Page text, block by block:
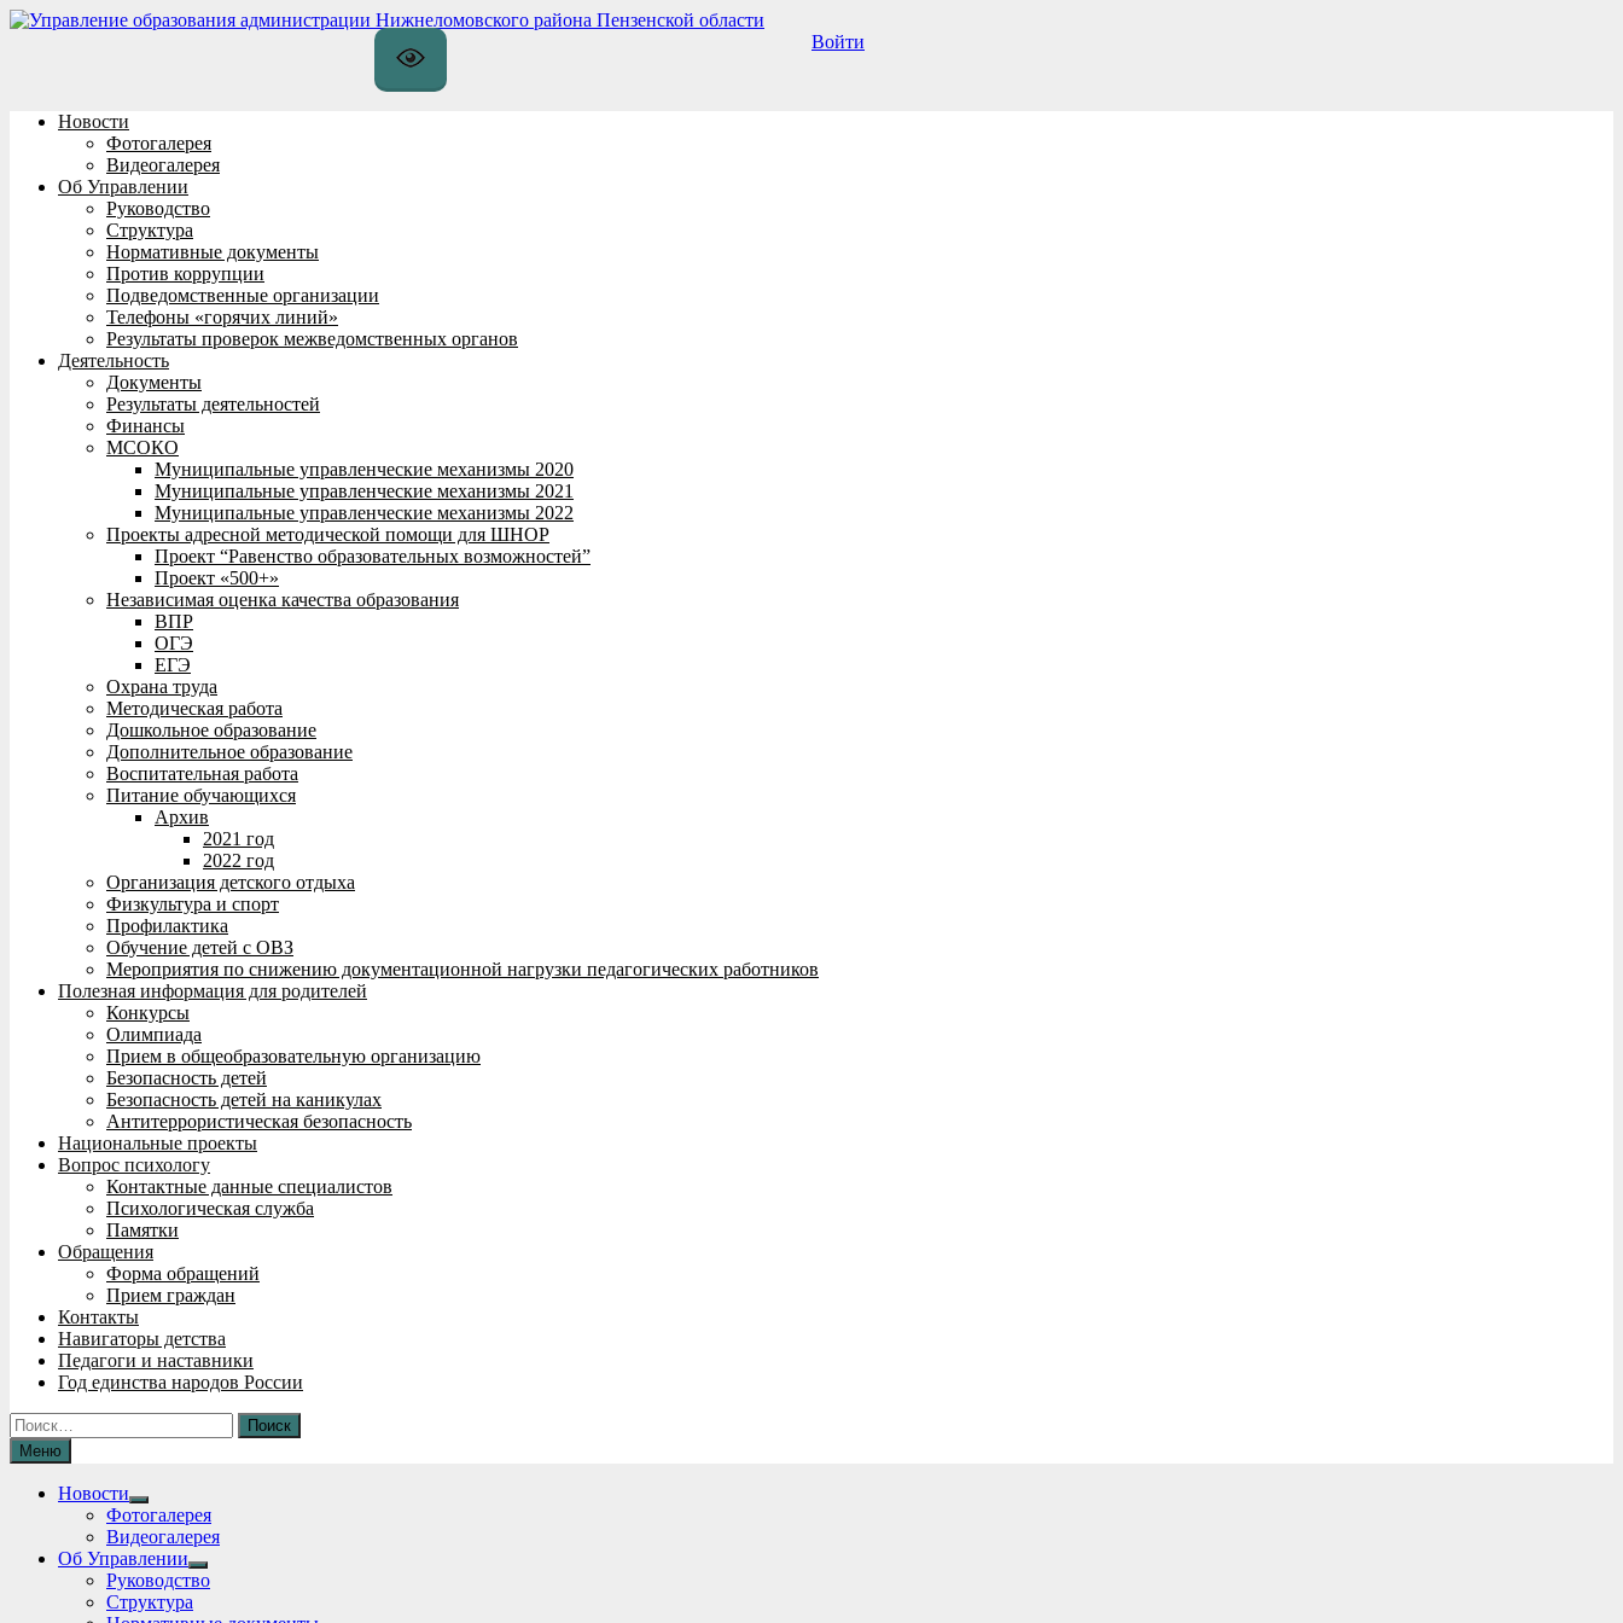
Перейти
Войти
Новости
Фотогалерея
Видеогалерея
Об Управлении
Руководство
Структура
Нормативные документы
Против коррупции
Подведомственные организации
Телефоны «горячих линий»
Результаты проверок межведомственных органов
Деятельность
Документы
Результаты деятельностей
Финансы
МСОКО
Муниципальные управленческие механизмы 2020
Муниципальные управленческие механизмы 2021
Муниципальные управленческие механизмы 2022
Проекты адресной методической помощи для ШНОР
Проект “Равенство образовательных возможностей”
Проект «500+»
Независимая оценка качества образования
ВПР
ОГЭ
ЕГЭ
Охрана труда
Методическая работа
Дошкольное образование
Дополнительное образование
Воспитательная работа
Питание обучающихся
Архив
2021 год
2022 год
Организация детского отдыха
Физкультура и спорт
Профилактика
Обучение детей с ОВЗ
Мероприятия по снижению документационной нагрузки педагогических работников
Полезная информация для родителей
Конкурсы
Олимпиада
Прием в общеобразовательную организацию
Безопасность детей
Безопасность детей на каникулах
Антитеррористическая безопасность
Национальные проекты
Вопрос психологу
Контактные данные специалистов
Психологическая служба
Памятки
Обращения
Форма обращений
Прием граждан
Контакты
Навигаторы детства
Педагоги и наставники
Год единства народов России
Найти:
Меню
Новости
Show
sub
menu
Фотогалерея
Видеогалерея
Об Управлении
Show
sub
Руководство
Структура